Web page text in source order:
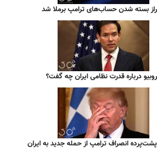
راز بسته شدن حساب‌های ترامپ برملا شد
روبیو درباره قدرت نظامی ایران چه گفت؟
پشت‌پرده انصراف ترامپ از حمله جدید به ایران